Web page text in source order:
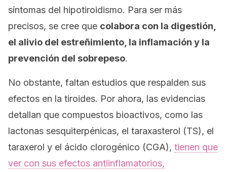
síntomas del hipotiroidismo. Para ser más
precisos, se cree que colabora con la digestión,
el alivio del estreñimiento, la inflamación y la
prevención del sobrepeso.
No obstante, faltan estudios que respalden sus
efectos en la tiroides. Por ahora, las evidencias
detallan que compuestos bioactivos, como las
lactonas sesquiterpénicas, el taraxasterol (TS), el
taraxerol y el ácido clorogénico (CGA), tienen que
ver con sus efectos antiinflamatorios,